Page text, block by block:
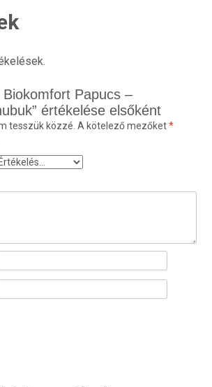
Biokomfort Papucs –
értékelése elsőként
tesszük közzé. A kötelező mezőket*